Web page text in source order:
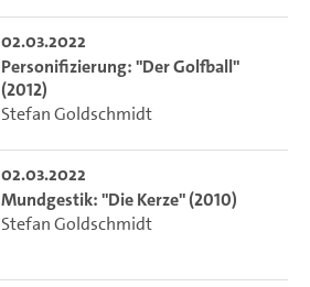
02.03.2022
Personifizierung: "Der Golfball"
(2012)
Stefan Goldschmidt
02.03.2022
Mundgestik: "Die Kerze" (2010)
Stefan Goldschmidt